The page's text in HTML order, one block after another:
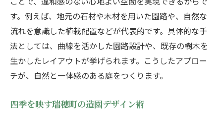
外構工事と造園のバランスの取り方
造園庭師が提案する機能的な外構プラン
庭全体を美しく見せる造園の工夫
外構リフォームで変わる造園の印象
造園と外構の調和による空間演出法
手間を省く造園メンテナンスの工夫
す。例えば、地元の石材や木材を用いた園路や、自然な
流れを意識した植栽配置などが代表的です。具体的な手
法としては、曲線を活かした園路設計や、既存の樹木を
生かしたレイアウトが挙げられます。こうしたアプロー
チが、自然と一体感のある庭をつくります。
四季を映す瑞穂町の造園デザイン術